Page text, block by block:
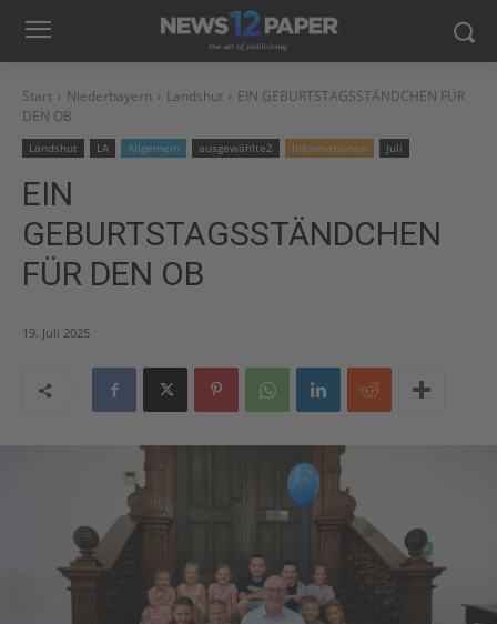
Start Niederbayern Landshut
EIN GEBURTSTAGSSTÄNDCHEN FÜR
DEN OB
Landshut LA Allgemein ausgewählte2 Informationen Juli
EIN
GEBURTSTAGSSTÄNDCHEN
FÜR DEN OB
19. Juli 2025